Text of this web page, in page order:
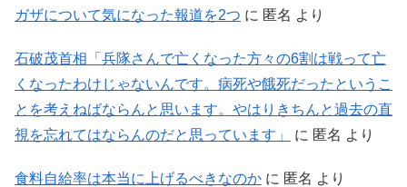
ガザについて気になった報道を2つ に 匿名 より
石破茂首相「兵隊さんで亡くなった方々の6割は戦って亡
くなったわけじゃないんです。病死や餓死だったというこ
とを考えねばならんと思います。やはりきちんと過去の直
視を忘れてはならんのだと思っています」
に 匿名 より
食料自給率は本当に上げるべきなのか に 匿名 より